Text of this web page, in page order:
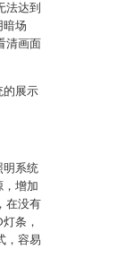
法达到
暗场
清画面
的展示
明系统
，增加
在没有
条，
，容易